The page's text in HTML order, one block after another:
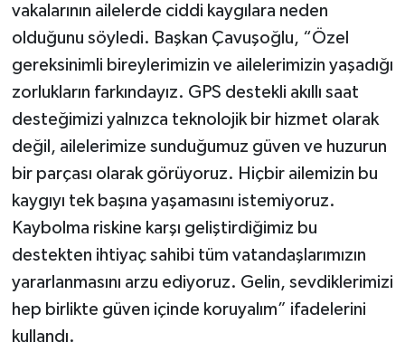
vakalarının ailelerde ciddi kaygılara neden
olduğunu söyledi. Başkan Çavuşoğlu, “Özel
gereksinimli bireylerimizin ve ailelerimizin yaşadığı
zorlukların farkındayız. GPS destekli akıllı saat
desteğimizi yalnızca teknolojik bir hizmet olarak
değil, ailelerimize sunduğumuz güven ve huzurun
bir parçası olarak görüyoruz. Hiçbir ailemizin bu
kaygıyı tek başına yaşamasını istemiyoruz.
Kaybolma riskine karşı geliştirdiğimiz bu
destekten ihtiyaç sahibi tüm vatandaşlarımızın
yararlanmasını arzu ediyoruz. Gelin, sevdiklerimizi
hep birlikte güven içinde koruyalım” ifadelerini
kullandı.